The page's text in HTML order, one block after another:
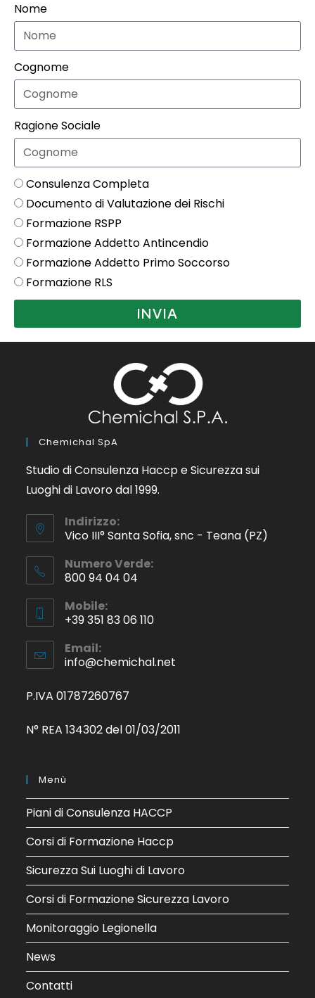
Nome
Cognome
Ragione Sociale
Consulenza Completa
Documento di Valutazione dei Rischi
Formazione RSPP
Formazione Addetto Antincendio
Formazione Addetto Primo Soccorso
Formazione RLS
INVIA
Chemichal SpA
Studio di Consulenza Haccp e Sicurezza sui
Luoghi di Lavoro dal 1999.
Indirizzo:
Vico III° Santa Sofia, snc - Teana (PZ)
Numero Verde:
800 94 04 04
Mobile:
+39 351 83 06 110
Email:
info@chemichal.net
P.IVA 01787260767
N° REA 134302 del 01/03/2011
Menù
Piani di Consulenza HACCP
Corsi di Formazione Haccp
Sicurezza Sui Luoghi di Lavoro
Corsi di Formazione Sicurezza Lavoro
Monitoraggio Legionella
News
Contatti